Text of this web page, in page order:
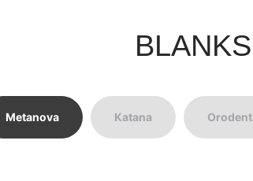
BLANKS
Metanova Katana Orodent